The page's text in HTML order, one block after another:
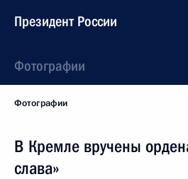
Президент России
Фотографии
Фотографии
В Кремле вручены
слава»